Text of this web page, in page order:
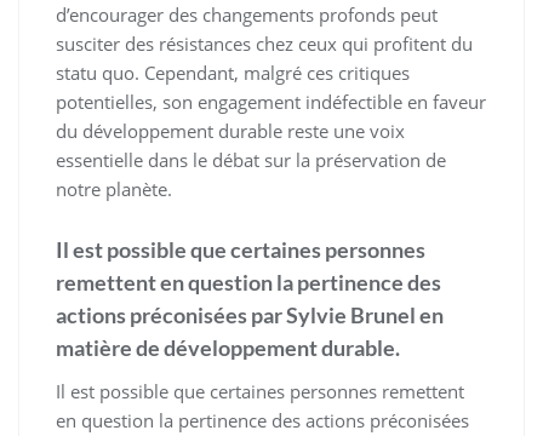
d’encourager des changements profonds peut
susciter des résistances chez ceux qui profitent du
statu quo. Cependant, malgré ces critiques
potentielles, son engagement indéfectible en faveur
du développement durable reste une voix
essentielle dans le débat sur la préservation de
notre planète.
Il est possible que certaines personnes
remettent en question la pertinence des
actions préconisées par Sylvie Brunel en
matière de développement durable.
Il est possible que certaines personnes remettent
en question la pertinence des actions préconisées